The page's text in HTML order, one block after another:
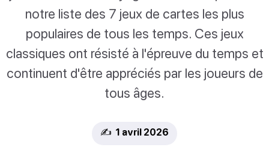
notre liste des 7 jeux de cartes les plus
populaires de tous les temps. Ces jeux
classiques ont résisté à l'épreuve du temps et
continuent d'être appréciés par les joueurs de
tous âges.
✍️ 1 avril 2026